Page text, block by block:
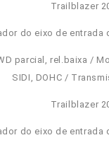
Trailblazer
do eixo de entrada
parcial, rel.baixa /
SIDI, DOHC /
Trailblazer
do eixo de entrada